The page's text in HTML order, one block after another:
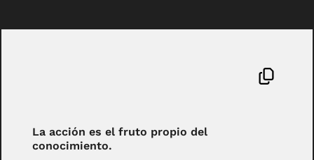
La acción es el fruto propio del
conocimiento.